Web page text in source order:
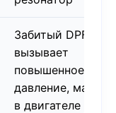
Забитый DPF
вызывает
повышенное
давление, масло
в двигателе